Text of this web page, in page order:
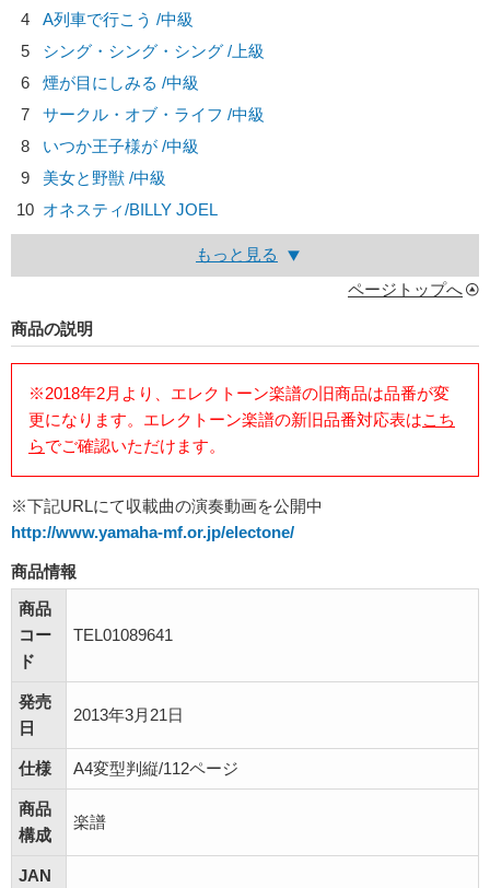
4
A列車で行こう /中級
5
シング・シング・シング /上級
6
煙が目にしみる /中級
7
サークル・オブ・ライフ /中級
8
いつか王子様が /中級
9
美女と野獣 /中級
10 オネスティ/BILLY JOEL
もっと見る
ページトップへ
商品の説明
※2018年2月より、エレクトーン楽譜の旧商品は品番が変
更になります。エレクトーン楽譜の新旧品番対応表はこち
らでご確認いただけます。
※下記URLにて収載曲の演奏動画を公開中
http://www.yamaha-mf.or.jp/electone/
商品情報
商品
コー
ド
TEL01089641
発売
日
2013年3月21日
仕様 A4変型判縦/112ページ
商品
構成
楽譜
JAN